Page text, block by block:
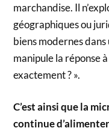
marchandise. Il
géographiques ou
biens modernes
manipule la réponse
exactement ? ».
C’est ainsi que la
continue